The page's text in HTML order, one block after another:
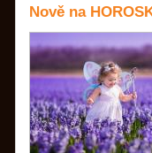
Nově na